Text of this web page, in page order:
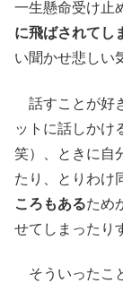
一生懸命受け止
に飛ばされてし
い聞かせ悲しい
話すことが好
ットに話しかけ
笑）、ときに自
たり、とりわけ
ころもあるため
せてしまったり
そういったこ